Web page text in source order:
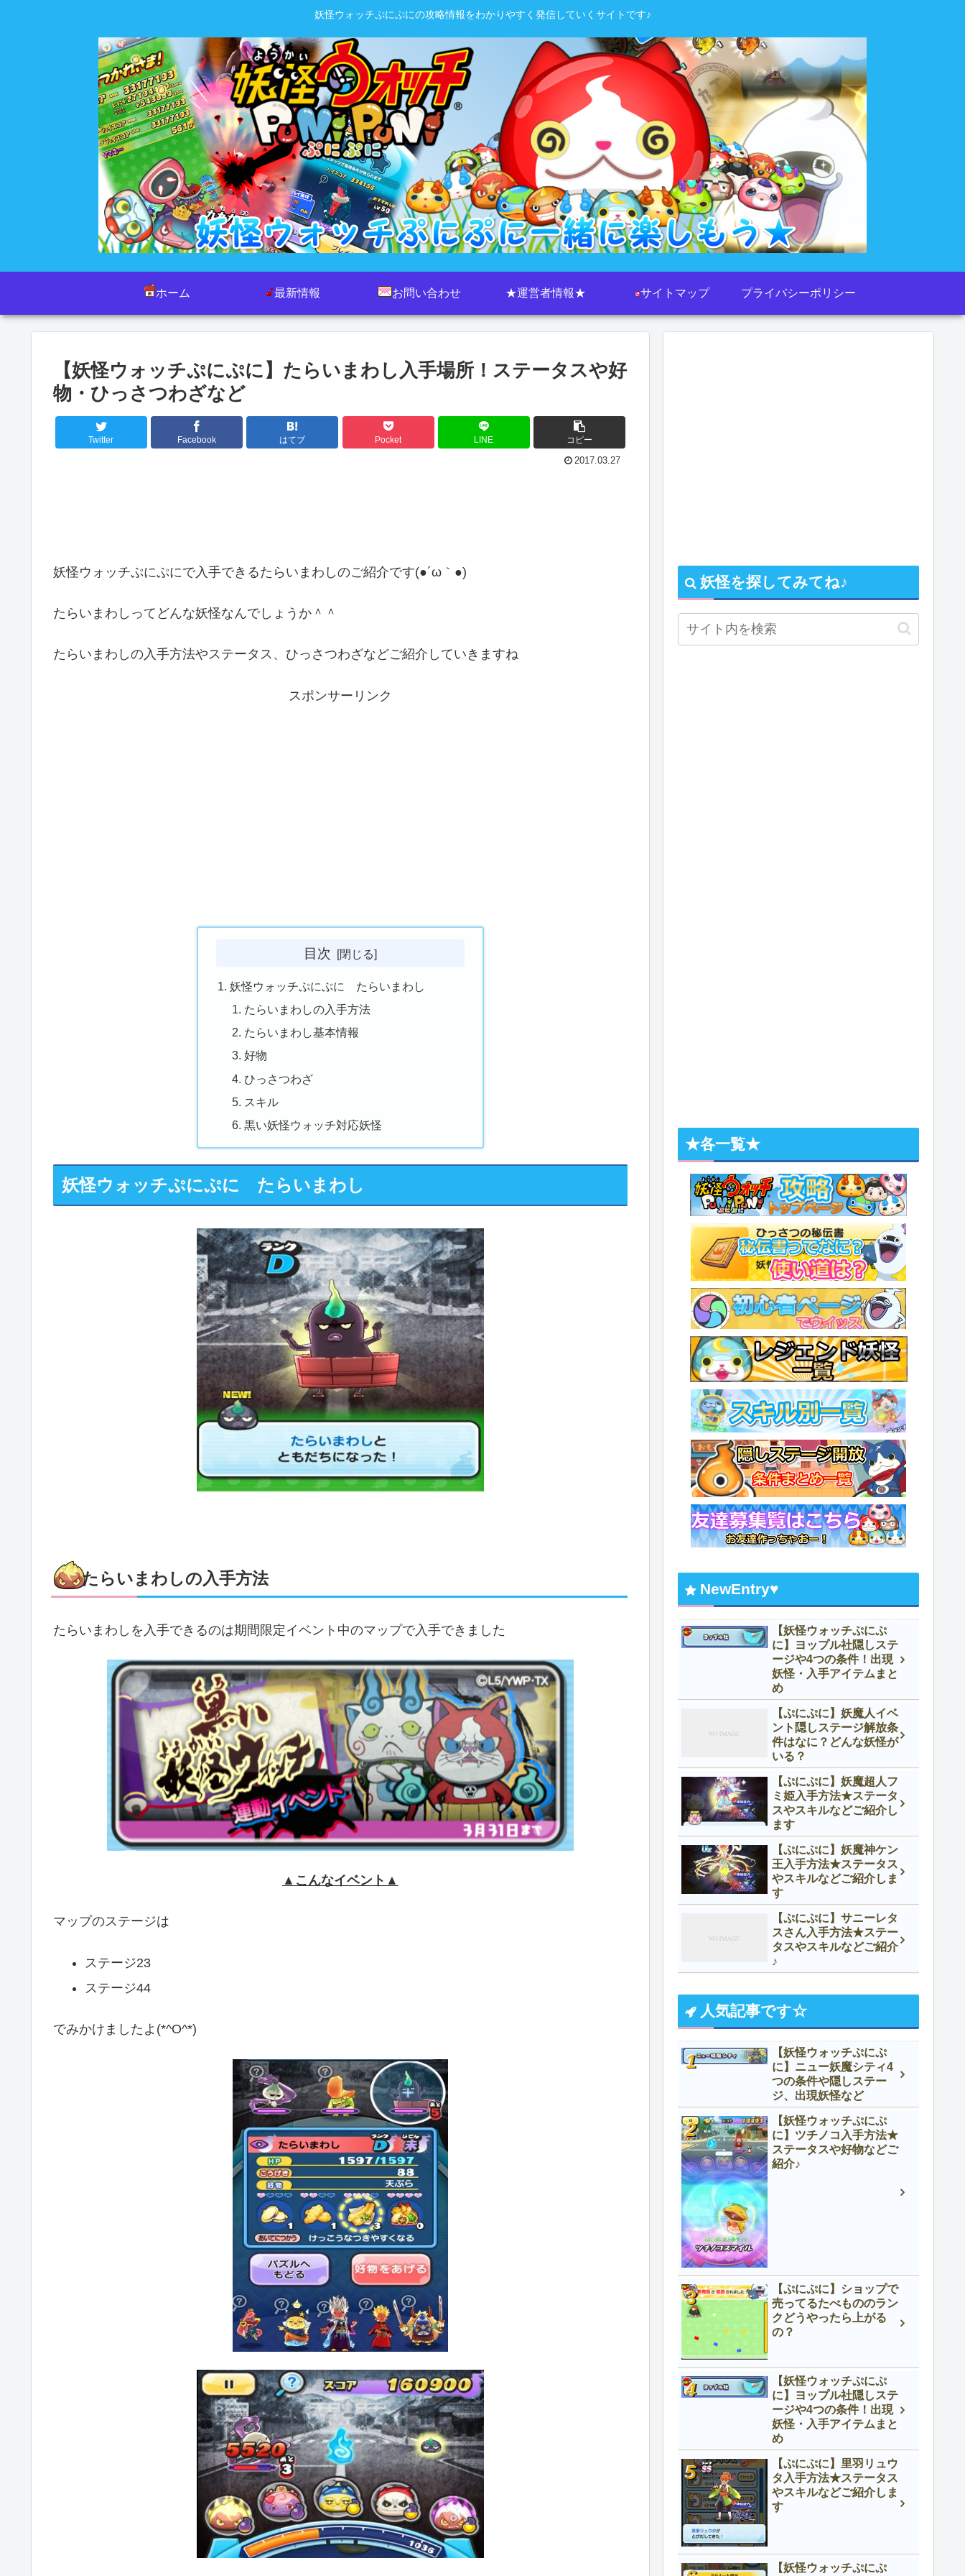
妖怪ウォッチぷにぷにの攻略情報をわかりやすく発信していくサイトです♪
ホーム 最新情報 お問い合わせ ★運営者情報★ サイトマップ プライバシーポリシー
【妖怪ウォッチぷにぷに】たらいまわし入手場所！ステータスや好
物・ひっさつわざなど
Twitter Facebook はてブ Pocket LINE コピー
2017.03.27
妖怪ウォッチぷにぷにで入手できるたらいまわしのご紹介です(●´ω｀●)
たらいまわしってどんな妖怪なんでしょうか＾＾
たらいまわしの入手方法やステータス、ひっさつわざなどご紹介していきますね
スポンサーリンク
目次
妖怪ウォッチぷにぷに たらいまわし
たらいまわしの入手方法
たらいまわし基本情報
好物
ひっさつわざ
スキル
黒い妖怪ウォッチ対応妖怪
妖怪ウォッチぷにぷに たらいまわし
たらいまわしの入手方法
たらいまわしを入手できるのは期間限定イベント中のマップで入手できました
▲こんなイベント▲
マップのステージは
ステージ23
ステージ44
でみかけましたよ(*^O^*)
妖怪を探してみてね♪
★各一覧★
NewEntry♥
【妖怪ウォッチぷにぷ
に】ヨップル社隠しステ
ージや4つの条件！出現
妖怪・入手アイテムまと
め
【ぷにぷに】妖魔人イベ
ント隠しステージ解放条
件はなに？どんな妖怪が
いる？
【ぷにぷに】妖魔超人フ
ミ姫入手方法★ステータ
スやスキルなどご紹介し
ます
【ぷにぷに】妖魔神ケン
王入手方法★ステータス
やスキルなどご紹介しま
す
【ぷにぷに】サニーレタ
スさん入手方法★ステー
タスやスキルなどご紹介
♪
人気記事です☆
【妖怪ウォッチぷにぷ
に】ニュー妖魔シティ4
つの条件や隠しステー
ジ、出現妖怪など
【妖怪ウォッチぷにぷ
に】ツチノコ入手方法★
ステータスや好物などご
紹介♪
【ぷにぷに】ショップで
売ってるたべもののラン
クどうやったら上がる
の？
【妖怪ウォッチぷにぷ
に】ヨップル社隠しステ
ージや4つの条件！出現
妖怪・入手アイテムまと
め
【ぷにぷに】里羽リュウ
タ入手方法★ステータス
やスキルなどご紹介しま
す
【妖怪ウォッチぷにぷ